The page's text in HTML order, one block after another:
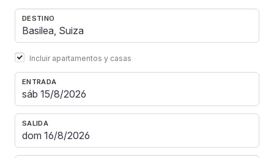
DESTINO
Incluir apartamentos y casas
ENTRADA
SALIDA